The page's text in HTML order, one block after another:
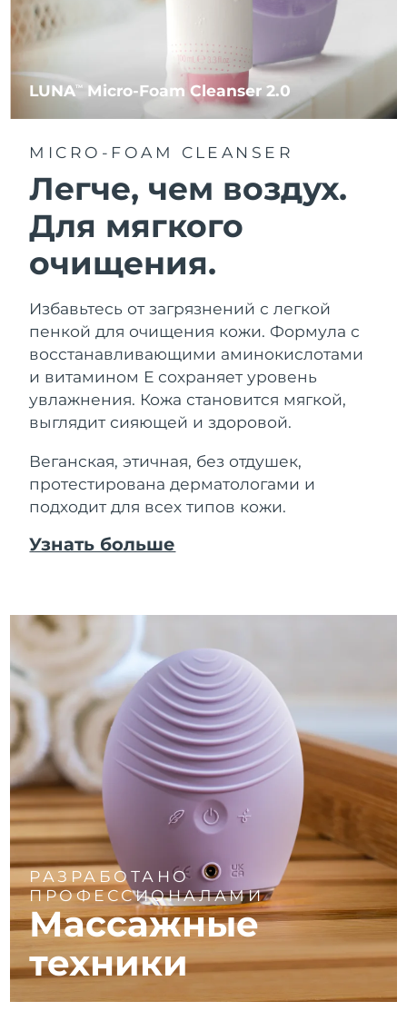
LUNATM Micro-Foam Cleanser 2.0
MICRO-FOAM CLEANSER
Легче, чем воздух.
Для мягкого
очищения.
Избавьтесь от загрязнений с легкой
пенкой для очищения кожи. Формула с
восстанавливающими аминокислотами
и витамином Е сохраняет уровень
увлажнения. Кожа становится мягкой,
выглядит сияющей и здоровой.
Веганская, этичная, без отдушек,
протестирована дерматологами и
подходит для всех типов кожи.
Узнать больше
РАЗРАБОТАНО
ПРОФЕССИОНАЛАМИ
Массажные
техники